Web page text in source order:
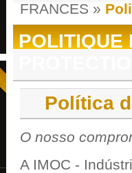
FRANCES »
POLITIQUE
Política
O nosso
A IMOC -